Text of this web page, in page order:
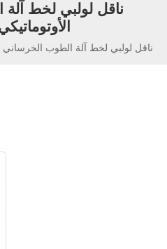
ناقل لولبي لخط
ناقل لولبي لخط آلة الطوب الخرساني